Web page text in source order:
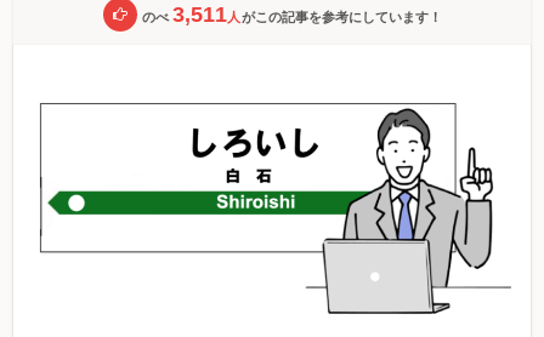
のべ 3,511人 がこの記事を参考にしています！